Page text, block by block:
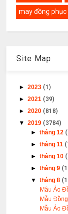
may đồng phục
Site Map
►2023 (1)
►2021 (39)
►2020 (818)
▼2019 (3784)
►tháng 12
►tháng 11
►tháng 10
►tháng 9
▼tháng 8
Mâu Áo
Mẫu
Mẫu Áo